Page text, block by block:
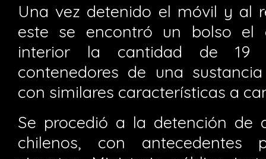
Una vez detenido el móvil y al
este se encontró un bolso el
interior la cantidad de 19
contenedores de una
con similares características a
Se procedió a la detención de
chilenos, con antecedentes